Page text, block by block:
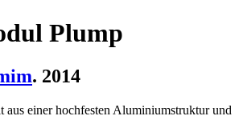
Plump
. 2014
aus einer hochfesten Aluminiumstruktur und